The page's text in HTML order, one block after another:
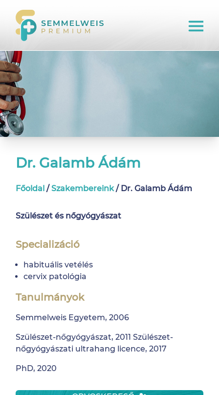
Dr. Galamb Ádám
Főoldal / Szakembereink /Dr. Galamb Ádám
Szülészet és nőgyógyászat
Specializáció
habituális vetélés
cervix patológia
Tanulmányok
Semmelweis Egyetem, 2006
Szülészet-nőgyógyászat, 2011 Szülészet-
nőgyógyászati ultrahang licence, 2017
PhD, 2020